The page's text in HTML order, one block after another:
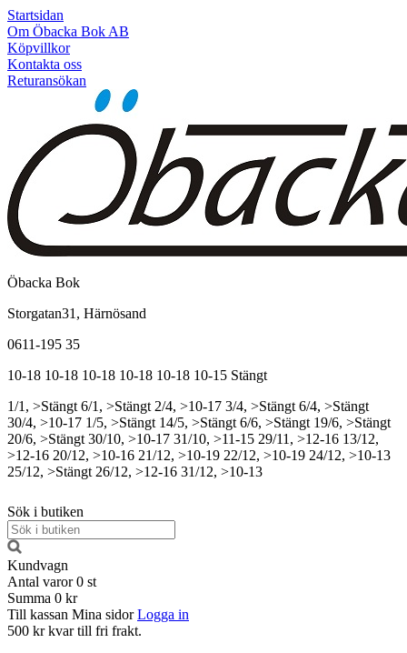
Startsidan
Om Öbacka Bok AB
Köpvillkor
Kontakta oss
Returansökan
Öbacka Bok
Storgatan31, Härnösand
0611-195 35
10-18 10-18 10-18 10-18 10-18 10-15 Stängt
1/1, >Stängt 6/1, >Stängt 2/4, >10-17 3/4, >Stängt 6/4, >Stängt
30/4, >10-17 1/5, >Stängt 14/5, >Stängt 6/6, >Stängt 19/6, >Stängt
20/6, >Stängt 30/10, >10-17 31/10, >11-15 29/11, >12-16 13/12,
>12-16 20/12, >10-16 21/12, >10-19 22/12, >10-19 24/12, >10-13
25/12, >Stängt 26/12, >12-16 31/12, >10-13
Sök i butiken
Kundvagn
Antal varor 0 st
Summa 0 kr
Till kassan Mina sidor Logga in
500 kr kvar till fri frakt.